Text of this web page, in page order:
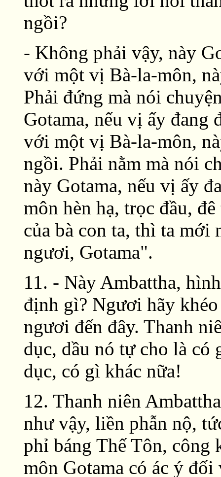
ngồi?
- Không phải vậy, này
với một vị Bà-la-môn,
Phải đứng mà nói
Gotama, nếu vị ấy đang
với một vị Bà-la-môn,
ngồi. Phải nằm mà nói
này Gotama, nếu vị ấy
môn hèn hạ, trọc đầu,
của bà con ta, thì ta
ngươi, Gotama".
11. - Này Ambattha,
định gì? Ngươi hãy
ngươi đến đây. Thanh
dục, dầu nó tự cho là
dục, có gì khác nữa!
12. Thanh niên
như vậy, liền phẫn nộ,
phỉ báng Thế Tôn, công
môn Gotama có ác ý